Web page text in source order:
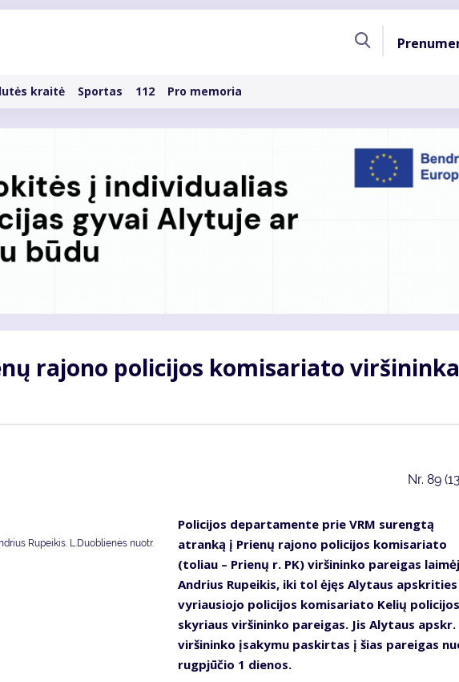
kraitė Sportas 112 Pro memoria
rajono policijos komisariato
Nr. 89
Rupeikis. L.Duoblienės nuotr.
Policijos departamente prie VRM surengtą
atranką į Prienų rajono policijos komisariato
(toliau – Prienų r. PK) viršininko pareigas
Andrius Rupeikis, iki tol ėjęs Alytaus apskrities
vyriausiojo policijos komisariato Kelių policijos
skyriaus viršininko pareigas. Jis Alytaus apskr.
viršininko įsakymu paskirtas į šias pareigas
rugpjūčio 1 dienos.